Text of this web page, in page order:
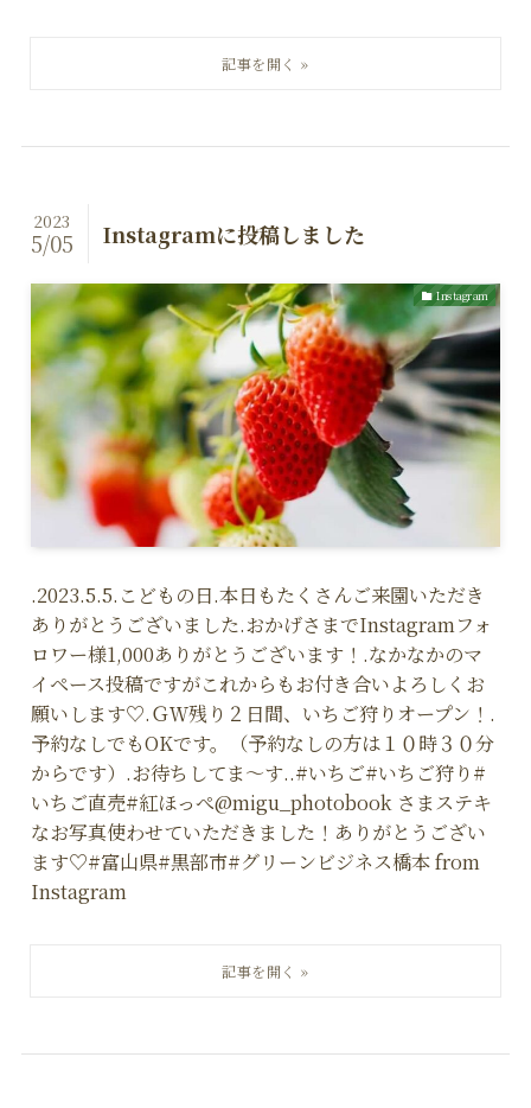
Instagramに投稿しました
2023
5/05
Instagram
.2023.5.5.こどもの日.本日もたくさんご来園いただき
ありがとうございました.おかげさまでInstagramフォ
ロワー様1,000ありがとうございます！.なかなかのマ
イペース投稿ですがこれからもお付き合いよろしくお
願いします♡.ＧＷ残り２日間、いちご狩りオープン！.
予約なしでもOKです。（予約なしの方は１０時３０分
からです）.お待ちしてま〜す..#いちご#いちご狩り#
いちご直売#紅ほっぺ@migu_photobook さまステキ
なお写真使わせていただきました！ありがとうござい
ます♡#富山県#黒部市#グリーンビジネス橋本 from
Instagram